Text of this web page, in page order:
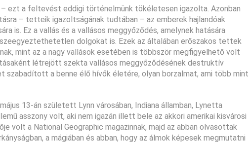
ezt a feltevést eddigi történelmünk tökéletesen igazolta. Azonban
– tetteik igazoltságának tudtában – az emberek hajlandóak
is. Ez a vallás és a vallásos meggyőződés, amelynek hatására
dolgokat is. Ezek az általában erőszakos tettek
mint az a nagy vallások esetében is többször megfigyelhető volt
létrejött szekta vallásos meggyőződésének destruktív
szabadított a benne élő hívők életére, olyan borzalmat, ami több mint
13-án született Lynn városában, Indiana államban, Lynetta
asszony volt, aki nem igazán illett bele az akkori amerikai kisvárosi
volt a National Geographic magazinnak, majd az abban olvasottak
a mágiában és abban, hogy az álmok képesek megmutatni